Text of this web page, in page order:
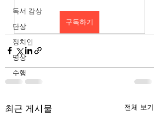
독서 감상
단상
정치인
명상
수행
구독하기
최근 게시물 전체 보기